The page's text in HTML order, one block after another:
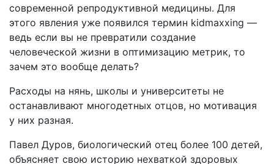
современной репродуктивной медицины. Для
этого явления уже появился термин kidmaxxing —
ведь если вы не превратили создание
человеческой жизни в оптимизацию метрик, то
зачем это вообще делать?
Расходы на нянь, школы и университеты не
останавливают многодетных отцов, но мотивация
у них разная.
Павел Дуров, биологический отец более 100 детей,
объясняет свою историю нехваткой здоровых